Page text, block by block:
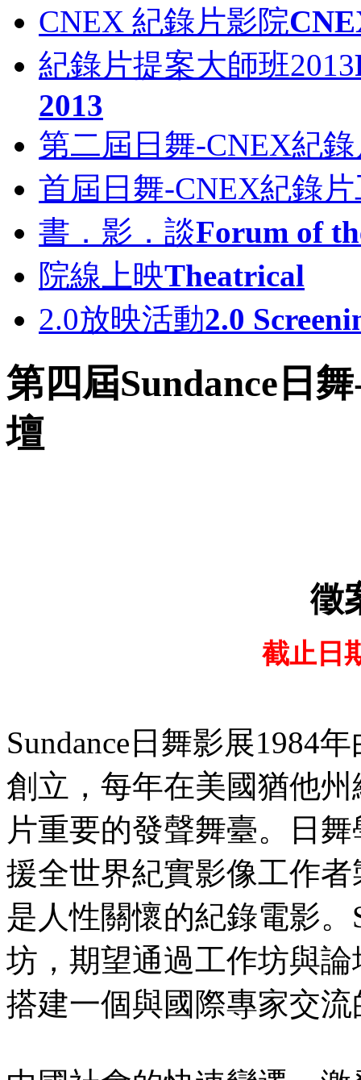
CNEX 紀錄片影院
紀錄片提案大師班2013
2013
第二屆日舞-CNEX紀
首屆日舞-CNEX紀錄
書．影．談Forum of
院線上映Theatrical
2.0放映活動2.0
第四屆Sundance日
壇
徵
截止日
Sundance日舞影展1984
創立，每年在美國猶他
片重要的發聲舞臺。日
援全世界紀實影像工作
是人性關懷的紀錄電影。
坊，期望通過工作坊與
搭建一個與國際專家交